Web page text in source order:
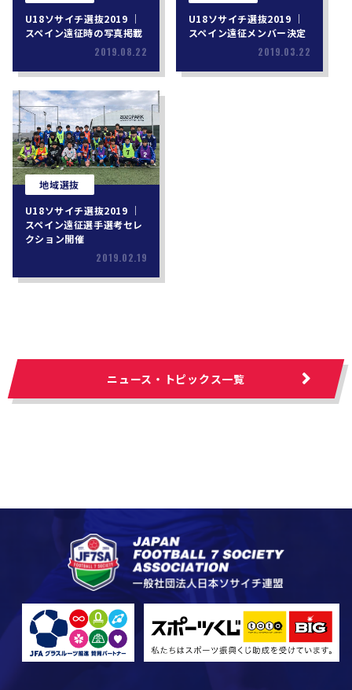
U18ソサイチ選抜2019 ｜
スペイン遠征時の写真掲載
2019.08.22
U18ソサイチ選抜2019 ｜
スペイン遠征メンバー決定
2019.03.22
地域選抜
U18ソサイチ選抜2019 ｜
スペイン遠征選手選考セレ
クション開催
2019.02.19
ニュース・トピックス一覧